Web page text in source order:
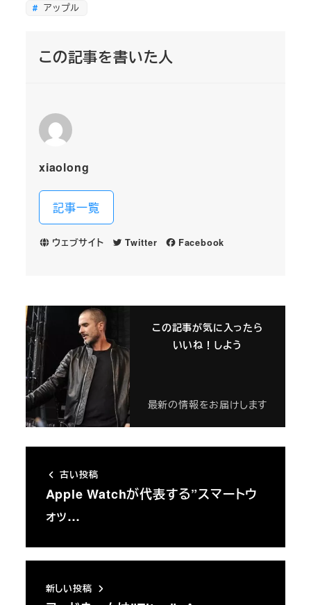
アップル
この記事を書いた人
xiaolong
記事一覧
ウェブサイト Twitter Facebook
この記事が気に入ったら
いいね！しよう
最新の情報をお届けします
古い投稿
Apple Watchが代表する”スマートウ
ォッ…
新しい投稿